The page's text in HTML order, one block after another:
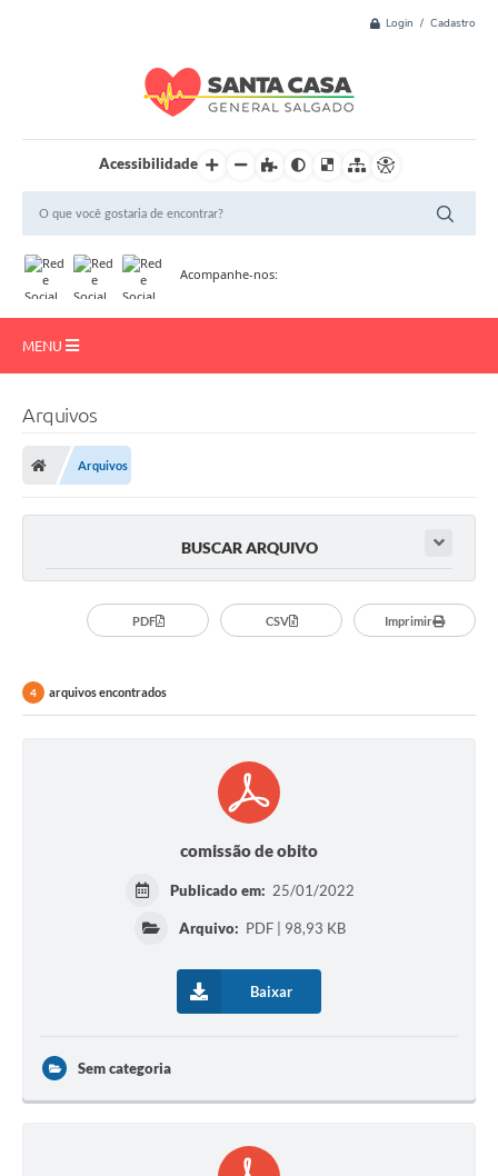
Login / Cadastro
Acessibilidade
Acompanhe-nos:
MENU
Institucional
Legislação
Arquivos
Arquivos
BUSCAR ARQUIVO
PDF CSV Imprimir
4 arquivos encontrados
comissão de obito
Publicado em: 25/01/2022
Arquivo: PDF | 98,93 KB
Baixar
Sem categoria